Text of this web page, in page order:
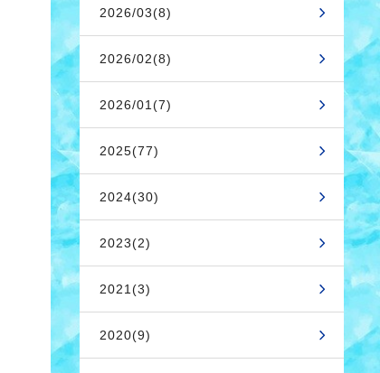
2026/03(8)
2026/02(8)
2026/01(7)
2025(77)
2024(30)
2023(2)
2021(3)
2020(9)